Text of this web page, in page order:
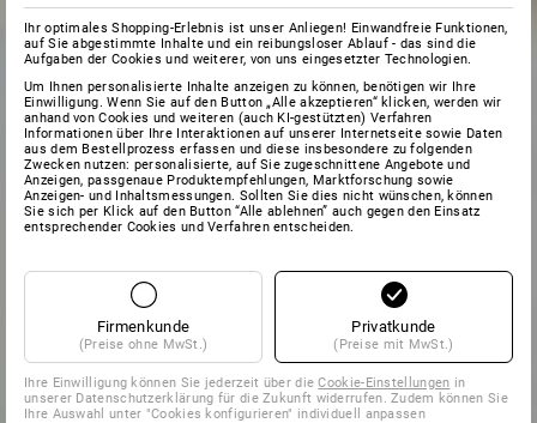
Ihr optimales Shopping-Erlebnis ist unser Anliegen! Einwandfreie Funktionen,
auf Sie abgestimmte Inhalte und ein reibungsloser Ablauf - das sind die
Aufgaben der Cookies und weiterer, von uns eingesetzter Technologien.
Um Ihnen personalisierte Inhalte anzeigen zu können, benötigen wir Ihre
Einwilligung. Wenn Sie auf den Button „Alle akzeptieren“ klicken, werden wir
anhand von Cookies und weiteren (auch KI-gestützten) Verfahren
Informationen über Ihre Interaktionen auf unserer Internetseite sowie Daten
aus dem Bestellprozess erfassen und diese insbesondere zu folgenden
Zwecken nutzen: personalisierte, auf Sie zugeschnittene Angebote und
Anzeigen, passgenaue Produktempfehlungen, Marktforschung sowie
Anzeigen- und Inhaltsmessungen. Sollten Sie dies nicht wünschen, können
Sie sich per Klick auf den Button “Alle ablehnen” auch gegen den Einsatz
entsprechender Cookies und Verfahren entscheiden.
Firmenkunde
(Preise ohne MwSt.)
Privatkunde
(Preise mit MwSt.)
Ihre Einwilligung können Sie jederzeit über dieCookie-Einstellungen in
unserer Datenschutzerklärung für die Zukunft widerrufen. Zudem können Sie
Ihre Auswahl unter "Cookies konfigurieren" individuell anpassen